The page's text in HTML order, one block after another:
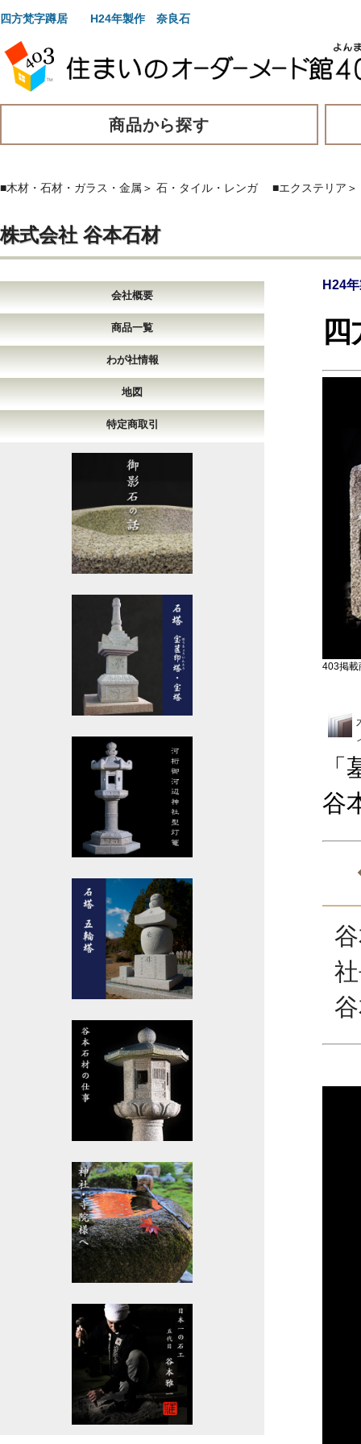
四方梵字蹲居 H24年製作 奈良石
商品から探す
■木材・石材・ガラス・金属 ＞ 石・タイル・レンガ ■エクステリア ＞
株式会社 谷本石材
会社概要
商品一覧
わが社情報
地図
特定商取引
H24
403掲載
谷